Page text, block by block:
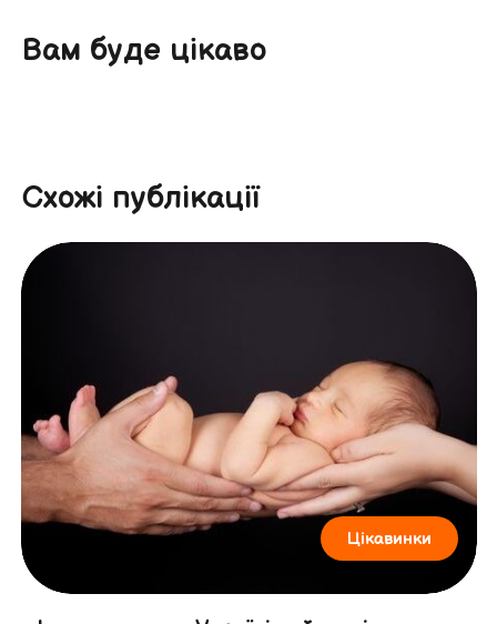
Вам буде цікаво
Схожі публікації
Цікавинки